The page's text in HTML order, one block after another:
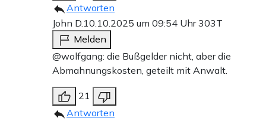
Antworten
John D. 10.10.2025 um 09:54 Uhr303T
Melden
@wolfgang: die Bußgelder nicht, aber die
Abmahnungskosten, geteilt mit Anwalt.
21
Antworten